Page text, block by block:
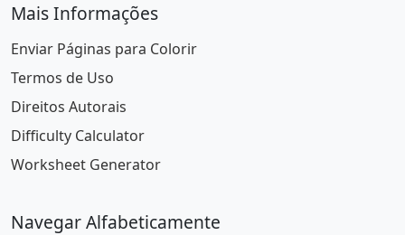
Mais Informações
Enviar Páginas para Colorir
Termos de Uso
Direitos Autorais
Difficulty Calculator
Worksheet Generator
Navegar Alfabeticamente